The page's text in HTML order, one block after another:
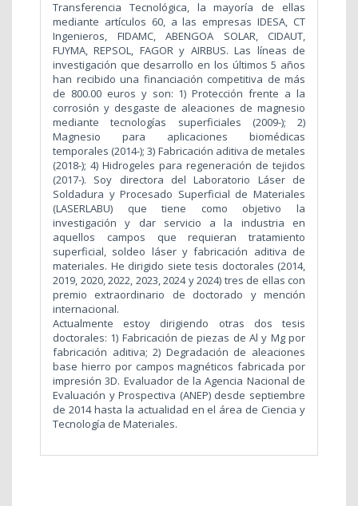
Transferencia Tecnológica, la mayoría de ellas
mediante artículos 60, a las empresas IDESA, CT
Ingenieros, FIDAMC, ABENGOA SOLAR, CIDAUT,
FUYMA, REPSOL, FAGOR y AIRBUS. Las líneas de
investigación que desarrollo en los últimos 5 años
han recibido una financiación competitiva de más
de 800.00 euros y son: 1) Protección frente a la
corrosión y desgaste de aleaciones de magnesio
mediante tecnologías superficiales (2009-); 2)
Magnesio para aplicaciones biomédicas
temporales (2014-); 3) Fabricación aditiva de metales
(2018-); 4) Hidrogeles para regeneración de tejidos
(2017-). Soy directora del Laboratorio Láser de
Soldadura y Procesado Superficial de Materiales
(LASERLABU) que tiene como objetivo la
investigación y dar servicio a la industria en
aquellos campos que requieran tratamiento
superficial, soldeo láser y fabricación aditiva de
materiales. He dirigido siete tesis doctorales (2014,
2019, 2020, 2022, 2023, 2024 y 2024) tres de ellas con
premio extraordinario de doctorado y mención
internacional.
Actualmente estoy dirigiendo otras dos tesis
doctorales: 1) Fabricación de piezas de Al y Mg por
fabricación aditiva; 2) Degradación de aleaciones
base hierro por campos magnéticos fabricada por
impresión 3D. Evaluador de la Agencia Nacional de
Evaluación y Prospectiva (ANEP) desde septiembre
de 2014 hasta la actualidad en el área de Ciencia y
Tecnología de Materiales.